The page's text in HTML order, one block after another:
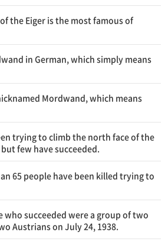
the Eiger is the most famous of
in German, which simply means
Mordwand, which means
trying to climb the north face of the
few have succeeded.
65 people have been killed trying to
who succeeded were a group of two
Austrians on July 24, 1938.